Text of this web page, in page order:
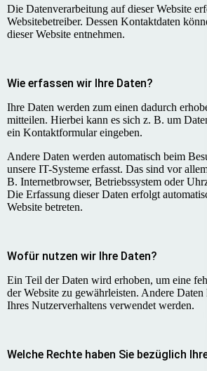
Die Datenverarbeitung auf dieser Website
Websitebetreiber. Dessen Kontaktdaten
dieser Website entnehmen.
Wie erfassen wir Ihre Daten?
Ihre Daten werden zum einen dadurch
mitteilen. Hierbei kann es sich z. B. um
ein Kontaktformular eingeben.
Andere Daten werden automatisch beim
unsere IT-Systeme erfasst. Das sind vor
B. Internetbrowser, Betriebssystem oder
Die Erfassung dieser Daten erfolgt
Website betreten.
Wofür nutzen wir Ihre Daten?
Ein Teil der Daten wird erhoben, um eine
der Website zu gewährleisten. Andere
Ihres Nutzerverhaltens verwendet werden.
Welche Rechte haben Sie bezüglich